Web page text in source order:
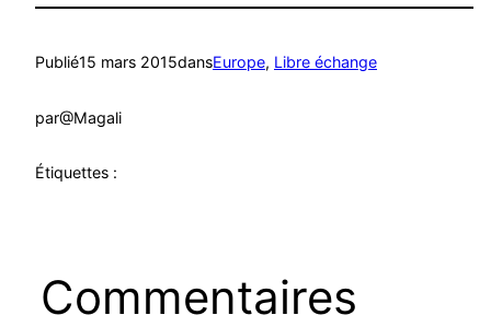
Publié15 mars 2015dansEurope, Libre échange
par@Magali
Étiquettes :
Commentaires